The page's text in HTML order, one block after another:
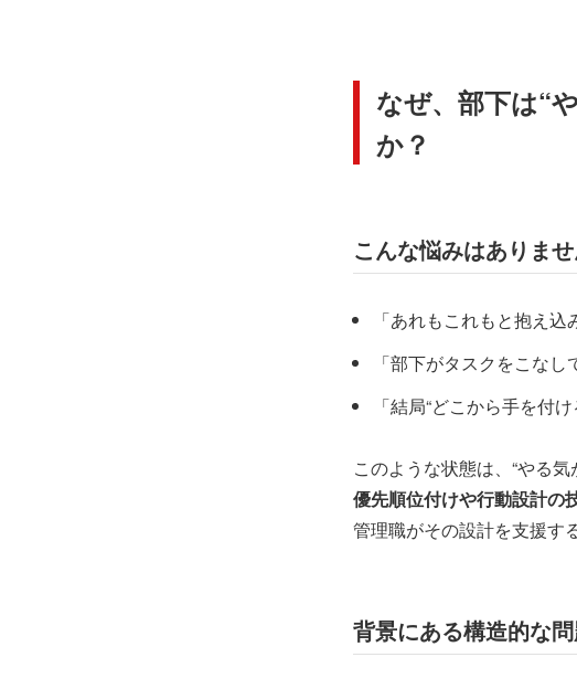
なぜ、部下は“
か？
こんな悩みはありま
「あれもこれもと抱え込
「部下がタスクをこな
「結局“どこから手を付
このような状態は、“やる気
優先順位付けや行動設計の
管理職がその設計を支援す
背景にある構造的な